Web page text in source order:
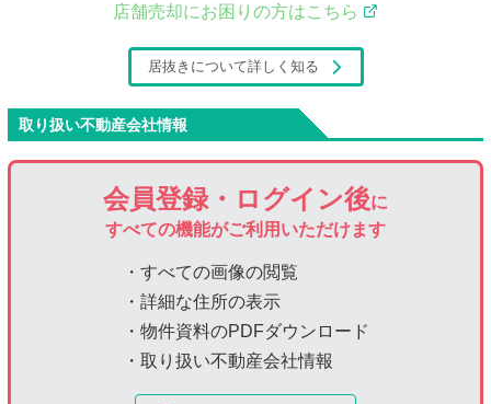
店舗売却にお困りの方はこちら
居抜きについて詳しく知る
取り扱い不動産会社情報
会員登録・ログイン後に
すべての機能がご利用いただけます
・すべての画像の閲覧
・詳細な住所の表示
・物件資料のPDFダウンロード
・取り扱い不動産会社情報